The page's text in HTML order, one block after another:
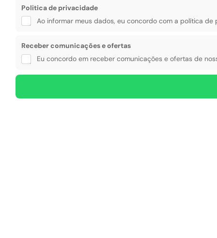
Politica de privacidade
Ao informar meus dados, eu concordo com a política de
Receber comunicações e ofertas
Eu concordo em receber comunicações e ofertas de